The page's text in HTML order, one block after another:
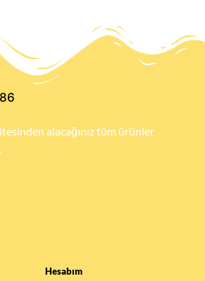
alacağınız tüm ürünler
Hesabım